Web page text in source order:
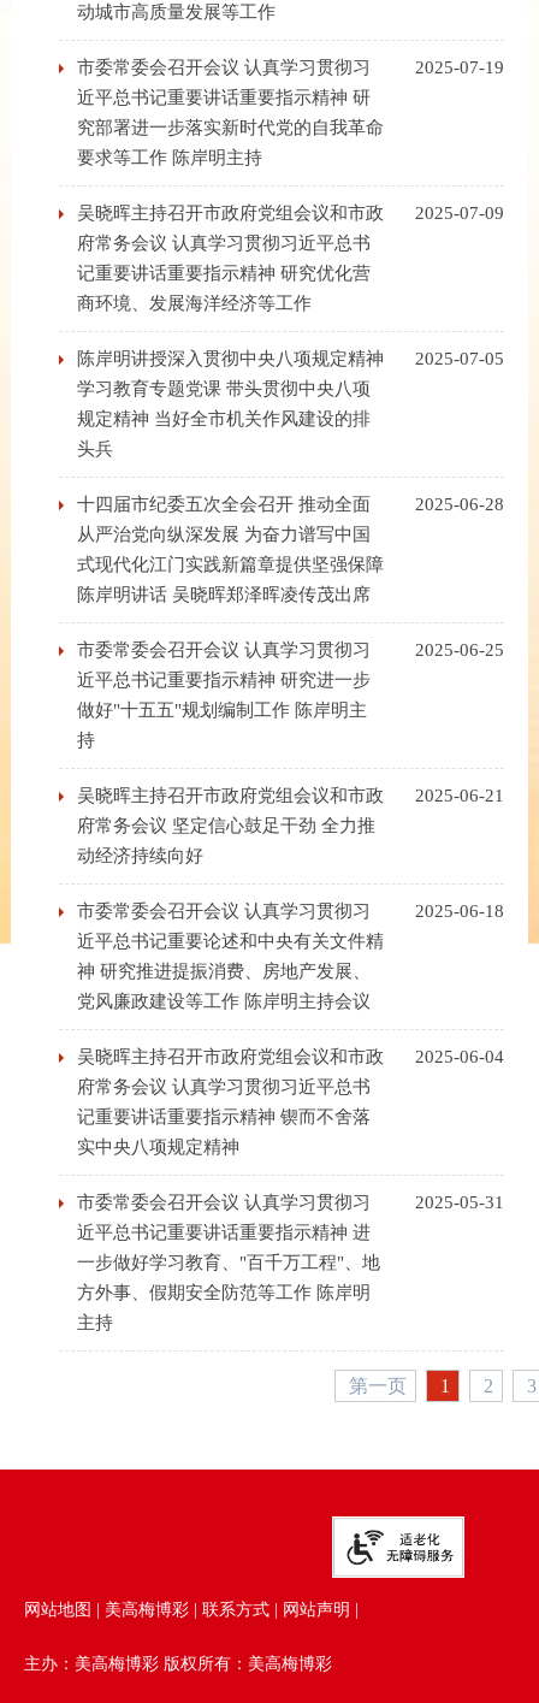
动城市高质量发展等工作
市委常委会召开会议 认真学习贯彻习
近平总书记重要讲话重要指示精神 研
究部署进一步落实新时代党的自我革命
要求等工作 陈岸明主持
2025-07-19
吴晓晖主持召开市政府党组会议和市政
府常务会议 认真学习贯彻习近平总书
记重要讲话重要指示精神 研究优化营
商环境、发展海洋经济等工作
2025-07-09
陈岸明讲授深入贯彻中央八项规定精神
学习教育专题党课 带头贯彻中央八项
规定精神 当好全市机关作风建设的排
头兵
2025-07-05
十四届市纪委五次全会召开 推动全面
从严治党向纵深发展 为奋力谱写中国
式现代化江门实践新篇章提供坚强保障
陈岸明讲话 吴晓晖郑泽晖凌传茂出席
2025-06-28
市委常委会召开会议 认真学习贯彻习
近平总书记重要指示精神 研究进一步
做好"十五五"规划编制工作 陈岸明主
持
2025-06-25
吴晓晖主持召开市政府党组会议和市政
府常务会议 坚定信心鼓足干劲 全力推
动经济持续向好
2025-06-21
市委常委会召开会议 认真学习贯彻习
近平总书记重要论述和中央有关文件精
神 研究推进提振消费、房地产发展、
党风廉政建设等工作 陈岸明主持会议
2025-06-18
吴晓晖主持召开市政府党组会议和市政
府常务会议 认真学习贯彻习近平总书
记重要讲话重要指示精神 锲而不舍落
实中央八项规定精神
2025-06-04
市委常委会召开会议 认真学习贯彻习
近平总书记重要讲话重要指示精神 进
一步做好学习教育、"百千万工程"、地
方外事、假期安全防范等工作 陈岸明
主持
2025-05-31
第一页 1 2 3
网站地图 美高梅博彩 联系方式 网站声明
主办：美高梅博彩 版权所有：美高梅博彩